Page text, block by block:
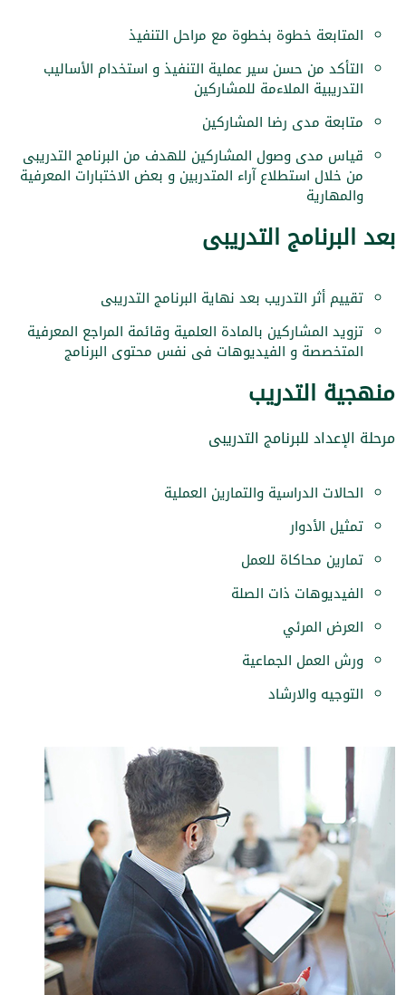
المتابعة خطوة بخطوة مع مراحل التنفيذ
التأكد من حسن سير عملية التنفيذ و استخدام الأساليب
التدريبية الملاءمة للمشاركين
متابعة مدى رضا المشاركين
قياس مدى وصول المشاركين للهدف من البرنامج التدريبى
من خلال استطلاع آراء المتدربين و بعض الاختبارات المعرفية
والمهارية
بعد البرنامج التدريبى
تقييم أثر التدريب بعد نهاية البرنامج التدريبى
تزويد المشاركين بالمادة العلمية وقائمة المراجع المعرفية
المتخصصة و الفيديوهات فى نفس محتوى البرنامج
منهجية التدريب
مرحلة الإعداد للبرنامج التدريبى
الحالات الدراسية والتمارين العملية
تمثيل الأدوار
تمارين محاكاة للعمل
الفيديوهات ذات الصلة
العرض المرئي
ورش العمل الجماعية
التوجيه والارشاد